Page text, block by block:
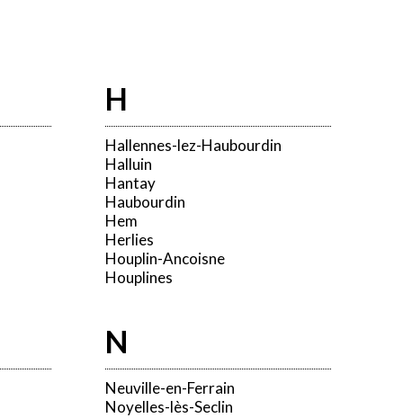
H
Hallennes-lez-Haubourdin
Halluin
Hantay
Haubourdin
Hem
Herlies
Houplin-Ancoisne
Houplines
N
Neuville-en-Ferrain
Noyelles-lès-Seclin